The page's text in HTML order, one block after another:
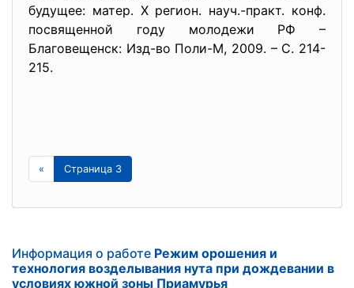
будущее: матер. X регион. науч.-практ. конф.
посвященной году молодежи РФ –
Благовещенск: Изд-во Поли-М, 2009. – С. 214-
215.
« Страница 3
Информация о работе Режим орошения и
технология возделывания нута при дождевании в
условиях южной зоны Приамурья